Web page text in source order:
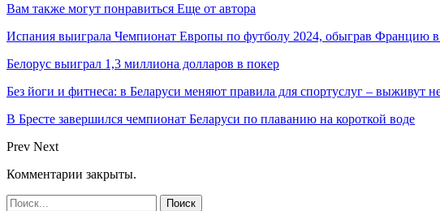
Вам также могут понравиться Еще от автора
Испания выиграла Чемпионат Европы по футболу 2024, обыграв Францию
Белорус выиграл 1,3 миллиона долларов в покер
Без йоги и фитнеса: в Беларуси меняют правила для спортуслуг – выживут
В Бресте завершился чемпионат Беларуси по плаванию на короткой воде
Prev Next
Комментарии закрыты.